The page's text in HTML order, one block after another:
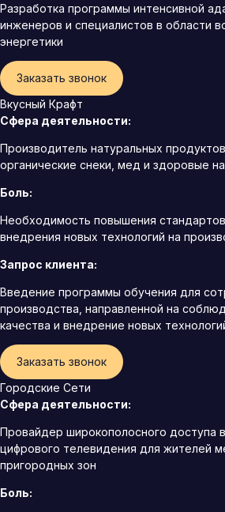
Разработка программы интенсивной
инженеров и специалистов в области
энергетики
Заказать звонок
Вкусный Крафт
Сфера деятельности:
Производитель натуральных
органические снеки, мед и здоровые
Боль:
Необходимость повышения
внедрения новых технологий на
Запрос клиента:
Введение программы обучения для
производства, направленной на
качества и внедрение новых
Заказать звонок
Городские Сети
Сфера деятельности:
Провайдер широкополосного доступа
цифрового телевидения для жителей
пригородных зон
Боль: